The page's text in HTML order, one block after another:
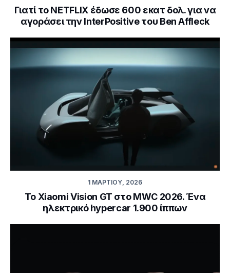
Γιατί το NETFLIX έδωσε 600 εκατ δολ. για να
αγοράσει την InterPositive του Ben Affleck
1 ΜΑΡΤΊΟΥ, 2026
Το Xiaomi Vision GT στο MWC 2026. Ένα
ηλεκτρικό hypercar 1.900 ίππων